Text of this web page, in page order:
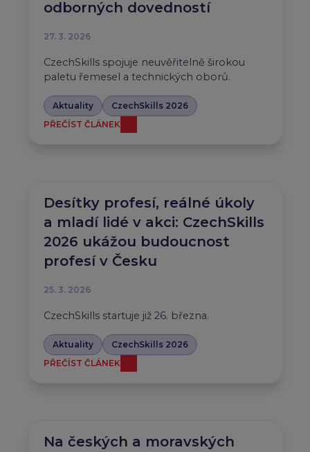
odborných dovedností
27. 3. 2026
CzechSkills spojuje neuvěřitelně širokou
paletu řemesel a technických oborů.
Aktuality
CzechSkills 2026
PŘEČÍST ČLÁNEK
Desítky profesí, reálné úkoly
a mladí lidé v akci: CzechSkills
2026 ukážou budoucnost
profesí v Česku
25. 3. 2026
CzechSkills startuje již 26. března.
Aktuality
CzechSkills 2026
PŘEČÍST ČLÁNEK
Na českých a moravských